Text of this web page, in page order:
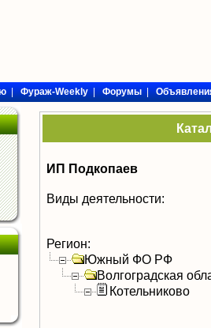
|Фураж-Weekly|Форумы|
ИП Подкопаев
Виды деятельности:
Регион:
Южный ФО РФ
Волгоградская
Котельниково